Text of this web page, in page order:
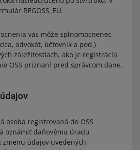
REGOSS_EU.
vás môže splnomocnenec
advokát, účtovník a pod.)
záležitostiach, ako je registrácia
OSS priznaní pred správcom dane.
osoba registrovaná do OSS
oznámiť daňovému úradu
zmenu údajov uvedených